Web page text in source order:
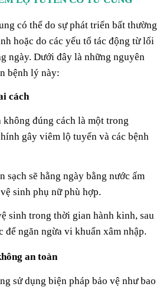
có thể do sự phát triển bất thường
hoặc do các yếu tố tác động từ lối
ngày. Dưới đây là những nguyên
bệnh lý này:
cách
đúng cách là một trong
gây viêm lộ tuyến và các bệnh
sạch sẽ hằng ngày bằng nước ấm
sinh phụ nữ phù hợp.
sinh trong thời gian hành kinh, sau
để ngăn ngừa vi khuẩn xâm nhập.
an toàn
sử dụng biện pháp bảo vệ như bao